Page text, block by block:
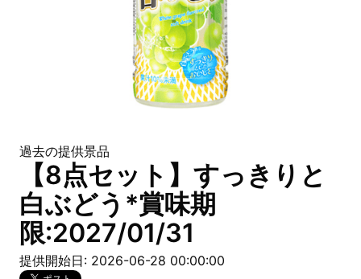
過去の提供景品
【8点セット】すっきりと
白ぶどう*賞味期
限:2027/01/31
提供開始日: 2026-06-28 00:00:00